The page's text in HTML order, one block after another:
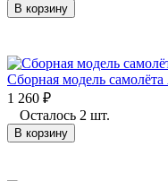
В корзину
Сборная модель
1 260 ₽
Осталось 2 шт.
В корзину